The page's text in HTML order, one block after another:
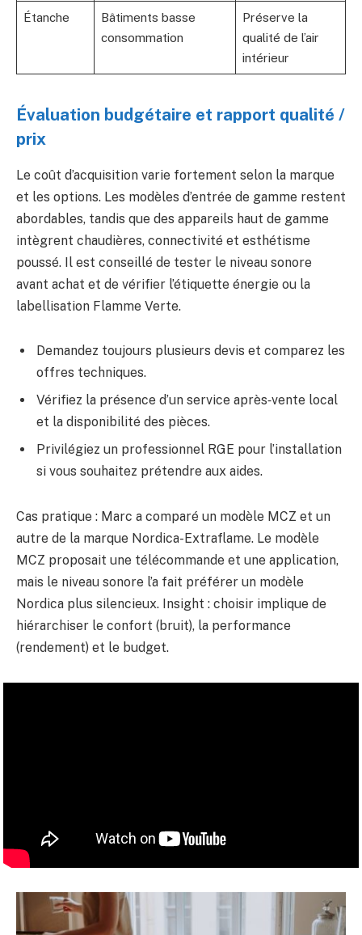
Étanche
Bâtiments basse
consommation
Préserve la
qualité de l’air
intérieur
Évaluation budgétaire et rapport qualité /
prix
Le coût d’acquisition varie fortement selon la marque
et les options. Les modèles d’entrée de gamme restent
abordables, tandis que des appareils haut de gamme
intègrent chaudières, connectivité et esthétisme
poussé. Il est conseillé de tester le niveau sonore
avant achat et de vérifier l’étiquette énergie ou la
labellisation Flamme Verte.
Demandez toujours plusieurs devis et comparez les
offres techniques.
Vérifiez la présence d’un service après‑vente local
et la disponibilité des pièces.
Privilégiez un professionnel RGE pour l’installation
si vous souhaitez prétendre aux aides.
Cas pratique : Marc a comparé un modèle MCZ et un
autre de la marque Nordica-Extraflame. Le modèle
MCZ proposait une télécommande et une application,
mais le niveau sonore l’a fait préférer un modèle
Nordica plus silencieux. Insight : choisir implique de
hiérarchiser le confort (bruit), la performance
(rendement) et le budget.